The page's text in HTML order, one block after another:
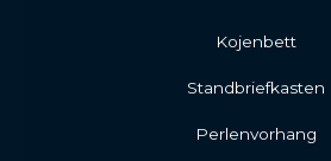
Kojenbett
Standbriefkasten
Perlenvorhang